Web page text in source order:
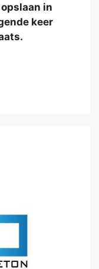
in
keer